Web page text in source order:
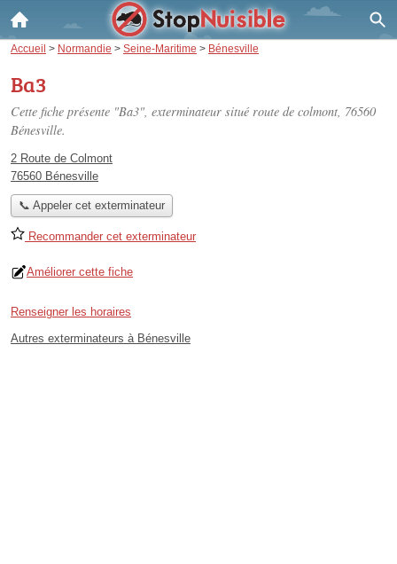
Accueil > Normandie > Seine-Maritime > Bénesville
Ba3
Cette fiche présente "Ba3", exterminateur situé route de colmont, 76560
Bénesville.
2 Route de Colmont
76560 Bénesville
📞 Appeler cet exterminateur
Recommander cet exterminateur
Améliorer cette fiche
Renseigner les horaires
Autres exterminateurs à Bénesville